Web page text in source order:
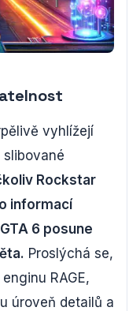
vyhlížejí
slibované
Rockstar
informací
6 posune
Proslýchá se,
RAGE,
úroveň detailů a